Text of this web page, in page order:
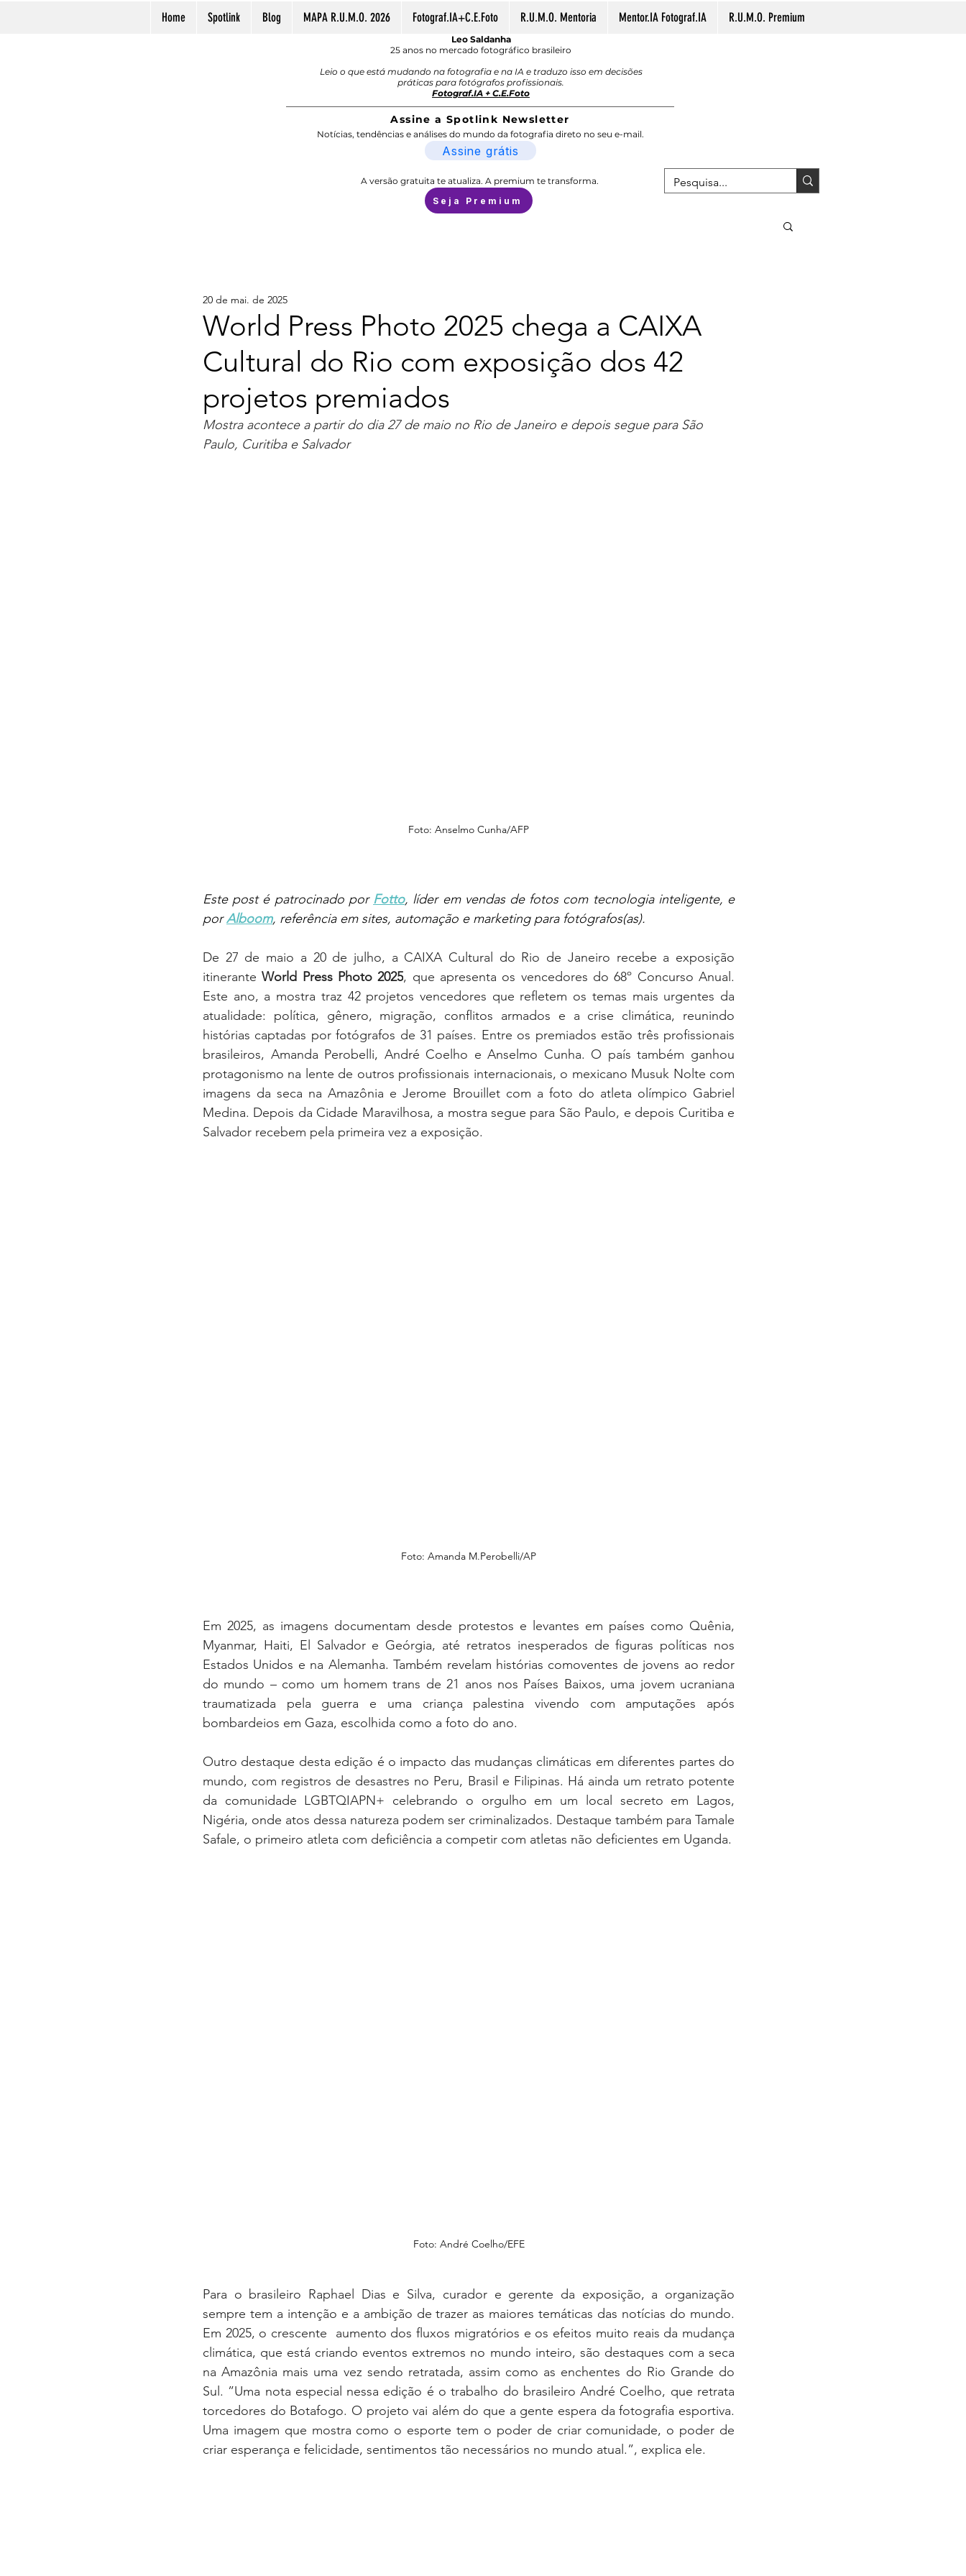
Home Spotlink Blog MAPA R.U.M.O. 2026 Fotograf.IA+C.E.Foto R.U.M.O. Mentoria Mentor.IA Fotograf.IA R.U.M.O. Premium
Leo Saldanha
25 anos no mercado fotográfico brasileiro
Leio o que está mudando na fotografia e na IA e traduzo isso em decisões
práticas para fotógrafos profissionais.
Fotograf.IA + C.E.Foto
Assine a Spotlink Newsletter
Notícias, tendências e análises do mundo da fotografia direto no seu e-mail.
Assine grátis
A versão gratuita te atualiza. A premium te transforma.
Seja Premium
World Press Photo 2025 chega a CAIXA
Cultural do Rio com exposição dos 42
projetos premiados
20 de mai. de 2025
Mostra acontece a partir do dia 27 de maio no Rio de Janeiro e depois segue para São
Paulo, Curitiba e Salvador
Foto: Anselmo Cunha/AFP
Este post é patrocinado por Fotto, líder em vendas de fotos com tecnologia inteligente, e
por Alboom, referência em sites, automação e marketing para fotógrafos(as).
De 27 de maio a 20 de julho, a CAIXA Cultural do Rio de Janeiro recebe a exposição
itinerante World Press Photo 2025, que apresenta os vencedores do 68º Concurso Anual.
Este ano, a mostra traz 42 projetos vencedores que refletem os temas mais urgentes da
atualidade: política, gênero, migração, conflitos armados e a crise climática, reunindo
histórias captadas por fotógrafos de 31 países. Entre os premiados estão três profissionais
brasileiros, Amanda Perobelli, André Coelho e Anselmo Cunha. O país também ganhou
protagonismo na lente de outros profissionais internacionais, o mexicano Musuk Nolte com
imagens da seca na Amazônia e Jerome Brouillet com a foto do atleta olímpico Gabriel
Medina. Depois da Cidade Maravilhosa, a mostra segue para São Paulo, e depois Curitiba e
Salvador recebem pela primeira vez a exposição.
Foto: Amanda M.Perobelli/AP
Em 2025, as imagens documentam desde protestos e levantes em países como Quênia,
Myanmar, Haiti, El Salvador e Geórgia, até retratos inesperados de figuras políticas nos
Estados Unidos e na Alemanha. Também revelam histórias comoventes de jovens ao redor
do mundo – como um homem trans de 21 anos nos Países Baixos, uma jovem ucraniana
traumatizada pela guerra e uma criança palestina vivendo com amputações após
bombardeios em Gaza, escolhida como a foto do ano.
Outro destaque desta edição é o impacto das mudanças climáticas em diferentes partes do
mundo, com registros de desastres no Peru, Brasil e Filipinas. Há ainda um retrato potente
da comunidade LGBTQIAPN+ celebrando o orgulho em um local secreto em Lagos,
Nigéria, onde atos dessa natureza podem ser criminalizados. Destaque também para Tamale
Safale, o primeiro atleta com deficiência a competir com atletas não deficientes em Uganda.
Foto: André Coelho/EFE
Para o brasileiro Raphael Dias e Silva, curador e gerente da exposição, a organização
sempre tem a intenção e a ambição de trazer as maiores temáticas das notícias do mundo.
Em 2025, o crescente  aumento dos fluxos migratórios e os efeitos muito reais da mudança
climática, que está criando eventos extremos no mundo inteiro, são destaques com a seca
na Amazônia mais uma vez sendo retratada, assim como as enchentes do Rio Grande do
Sul. ”Uma nota especial nessa edição é o trabalho do brasileiro André Coelho, que retrata
torcedores do Botafogo. O projeto vai além do que a gente espera da fotografia esportiva.
Uma imagem que mostra como o esporte tem o poder de criar comunidade, o poder de
criar esperança e felicidade, sentimentos tão necessários no mundo atual.”, explica ele.